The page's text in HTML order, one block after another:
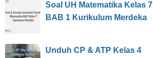
Soal UH Matematika Kelas 7
BAB 1 Kurikulum Merdeka
Unduh CP & ATP Kelas 4